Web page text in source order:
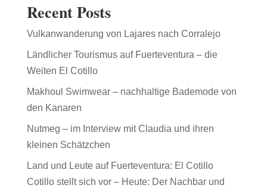
Recent Posts
Vulkanwanderung von Lajares nach Corralejo
Ländlicher Tourismus auf Fuerteventura – die
Weiten El Cotillo
Makhoul Swimwear – nachhaltige Bademode von
den Kanaren
Nutmeg – im Interview mit Claudia und ihren
kleinen Schätzchen
Land und Leute auf Fuerteventura: El Cotillo
Cotillo stellt sich vor – Heute: Der Nachbar und